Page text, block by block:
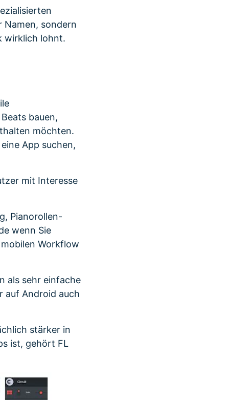
Namen, sondern
wirklich lohnt.
bauen,
möchten.
App suchen,
mit Interesse
Pianorollen-
wenn Sie
Workflow
als sehr einfache
auf Android auch
stärker in
ist, gehört FL